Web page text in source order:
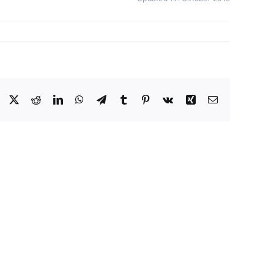
Facebook
X RedditLinkedInWhatsApp
TelegramTumblr Pinterest
Vk Xing E-